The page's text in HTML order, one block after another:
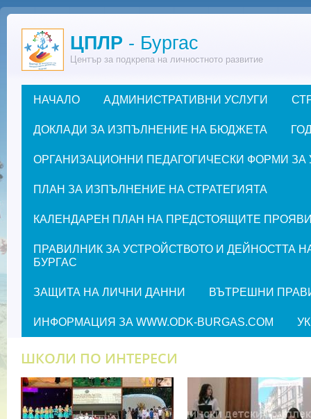
Премини към основното съдържание
ЦПЛР - Бургас
Център за подкрепа на личностното развитие
Основно меню
НАЧАЛО АДМИНИСТРАТИВНИ УСЛУГИ
ДОКЛАДИ ЗА ИЗПЪЛНЕНИЕ НА БЮДЖЕТА
ОРГАНИЗАЦИОННИ ПЕДАГОГИЧЕСКИ ФОРМИ ЗА
ПЛАН ЗА ИЗПЪЛНЕНИЕ НА СТРАТЕГИЯТА
КАЛЕНДАРЕН ПЛАН НА ПРЕДСТОЯЩИТЕ ПРОЯВИ
ПРАВИЛНИК ЗА УСТРОЙСТВОТО И ДЕЙНОСТТА
БУРГАС
ЗАЩИТА НА ЛИЧНИ ДАННИ ВЪТРЕШНИ
ИНФОРМАЦИЯ ЗА WWW.ODK-BURGAS.COM
ШКОЛИ ПО ИНТЕРЕСИ